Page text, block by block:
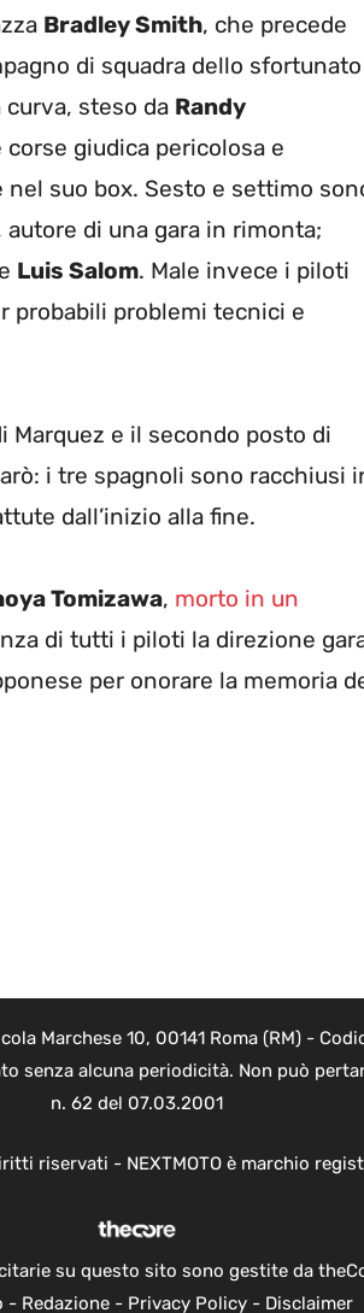
Bradley Smith, che precede
di squadra dello sfortunato
steso da Randy
giudica pericolosa e
suo box. Sesto e settimo
autore di una gara in rimonta;
e Luis Salom. Male invece i piloti
probabili problemi tecnici e
Marquez e il secondo posto di
i tre spagnoli sono racchiusi
dall’inizio alla fine.
Tomizawa, morto in un
di tutti i piloti la direzione
per onorare la memoria
Marchese 10, 00141 Roma (RM) -
senza alcuna periodicità. Non può
n. 62 del 07.03.2001
riservati - NEXTMOTO è marchio
su questo sito sono gestite da
- Redazione- Privacy Policy- Disclaimer